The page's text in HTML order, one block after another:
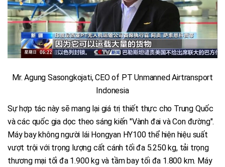
Mr. Agung Sasongkojati, CEO of PT Unmanned Airtransport
Indonesia
Sự hợp tác này sẽ mang lại giá trị thiết thực cho Trung Quốc
và các quốc gia dọc theo sáng kiến "Vành đai và Con đường".
Máy bay không người lái Hongyan HY100 thể hiện hiệu suất
vượt trội với trọng lượng cất cánh tối đa 5.250 kg, tải trọng
thương mại tối đa 1.900 kg và tầm bay tối đa 1.800 km. Máy